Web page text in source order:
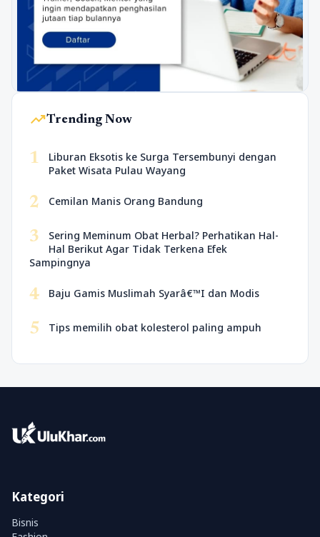
trending_upTrending Now
1
Liburan Eksotis ke Surga Tersembunyi dengan
Paket Wisata Pulau Wayang
2 Cemilan Manis Orang Bandung
3
Sering Meminum Obat Herbal? Perhatikan Hal-
Hal Berikut Agar Tidak Terkena Efek
Sampingnya
4 Baju Gamis Muslimah Syarâ€™I dan Modis
5 Tips memilih obat kolesterol paling ampuh
Kategori
Bisnis